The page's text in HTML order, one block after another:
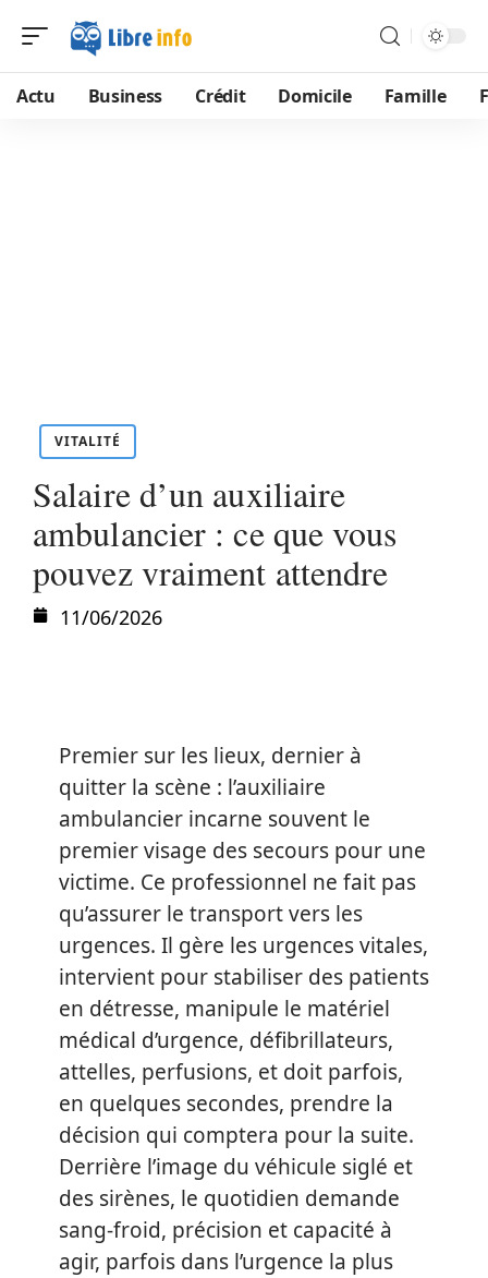
Actu Business Crédit Domicile Famille
VITALITÉ
Salaire d’un auxiliaire
ambulancier : ce que vous
pouvez vraiment attendre
11/06/2026
Premier sur les lieux, dernier à
quitter la scène : l’auxiliaire
ambulancier incarne souvent le
premier visage des secours pour une
victime. Ce professionnel ne fait pas
qu’assurer le transport vers les
urgences. Il gère les urgences vitales,
intervient pour stabiliser des patients
en détresse, manipule le matériel
médical d’urgence, défibrillateurs,
attelles, perfusions, et doit parfois,
en quelques secondes, prendre la
décision qui comptera pour la suite.
Derrière l’image du véhicule siglé et
des sirènes, le quotidien demande
sang-froid, précision et capacité à
agir, parfois dans l’urgence la plus